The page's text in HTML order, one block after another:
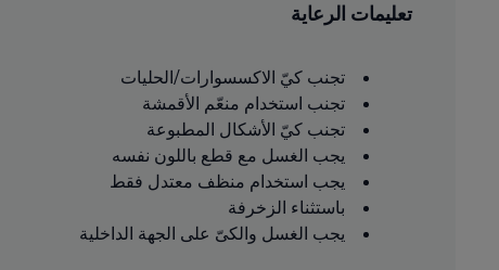
تعليمات الرعاية
تجنب كيّ الاكسسوارات/الحليات
تجنب استخدام منعّم الأقمشة
تجنب كيّ الأشكال المطبوعة
يجب الغسل مع قطع باللون نفسه
يجب استخدام منظف معتدل فقط
باستثناء الزخرفة
يجب الغسل والكىّ على الجهة الداخلية